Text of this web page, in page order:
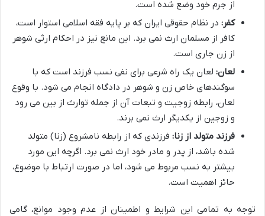
از جرم خود وضع شده است.
کفر: در نظام حقوقی ایران که بر پایه فقه اسلامی استوار است،
کافر از مسلمان ارث نمی برد. این مانع نیز در احکام ارثی شوهر
از زن جاری است.
لعان: لعان یک راه شرعی برای نفی نسب فرزند است که با
سوگندهای خاص زن و شوهر در دادگاه انجام می شود. با وقوع
لعان، رابطه زوجیت و تبعات آن از جمله توارث از بین می رود
و زوجین از یکدیگر ارث نمی برند.
فرزند متولد از زنا: فرزندی که از رابطه نامشروع (زنا) متولد
شده باشد، از پدر و مادر خود ارث نمی برد. اگرچه این مورد
بیشتر به نسب مربوط می شود، اما در صورت ارتباط با موضوع،
حائز اهمیت است.
توجه به تمامی این شرایط و اطمینان از عدم وجود موانع، گامی